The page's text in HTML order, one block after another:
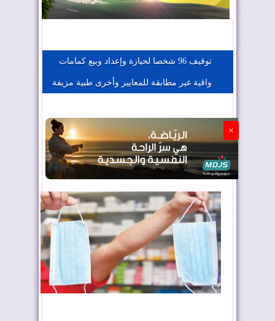
الجزائر تستسلم لفرنسا
توقيف 96 شخصا لحيازة وإعداد وبيع كمامات
واقية غير مطابقة للمعايير وأخرى طبية مزيفة
×